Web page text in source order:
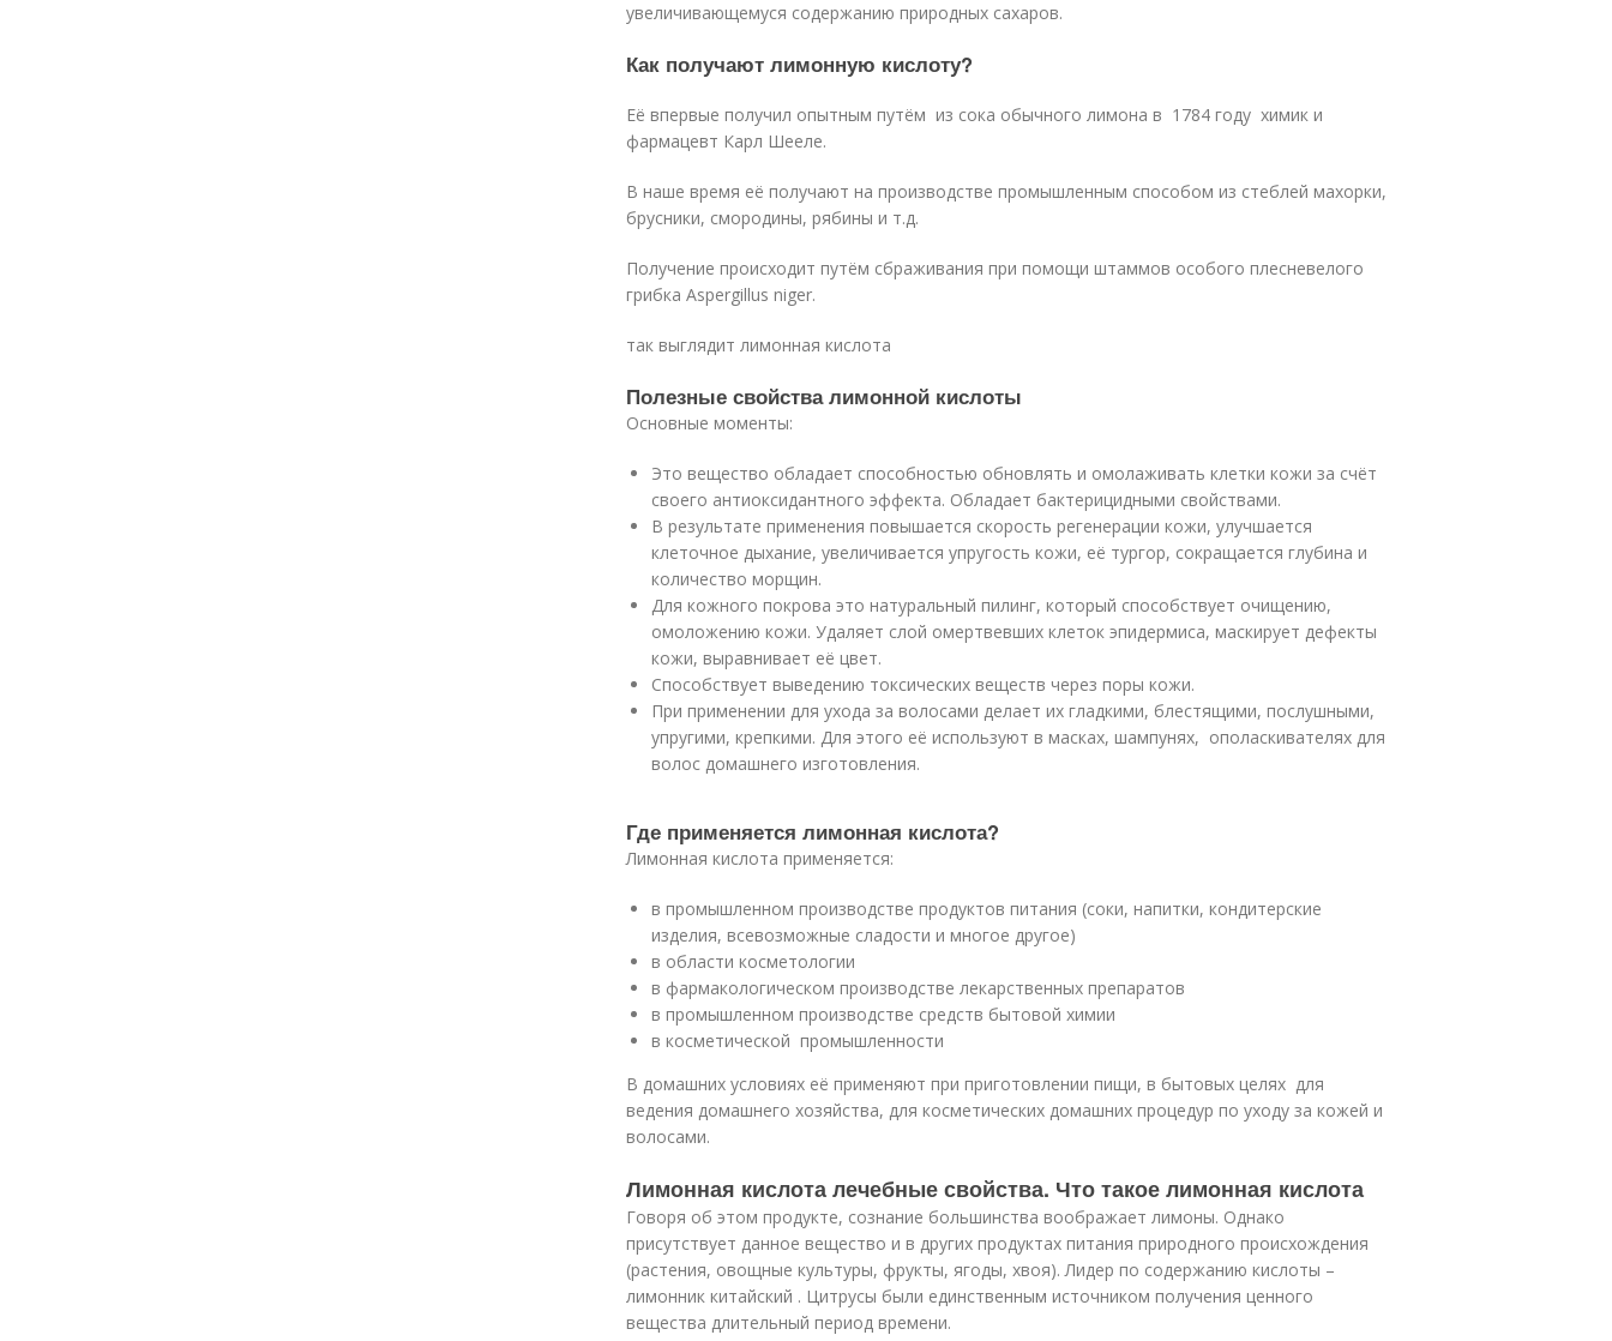
увеличивающемуся содержанию природных сахаров.
Как получают лимонную кислоту?
Её впервые получил опытным путём из сока обычного лимона в 1784 году химик и
фармацевт Карл Шееле.
В наше время её получают на производстве промышленным способом из стеблей махорки,
брусники, смородины, рябины и т.д.
Получение происходит путём сбраживания при помощи штаммов особого плесневелого
грибка Aspergillus niger.
так выглядит лимонная кислота
Полезные свойства лимонной кислоты
Основные моменты:
Это вещество обладает способностью обновлять и омолаживать клетки кожи за счёт
своего антиоксидантного эффекта. Обладает бактерицидными свойствами.
В результате применения повышается скорость регенерации кожи, улучшается
клеточное дыхание, увеличивается упругость кожи, её тургор, сокращается глубина и
количество морщин.
Для кожного покрова это натуральный пилинг, который способствует очищению,
омоложению кожи. Удаляет слой омертвевших клеток эпидермиса, маскирует дефекты
кожи, выравнивает её цвет.
Способствует выведению токсических веществ через поры кожи.
При применении для ухода за волосами делает их гладкими, блестящими, послушными,
упругими, крепкими. Для этого её используют в масках, шампунях, ополаскивателях для
волос домашнего изготовления.
Где применяется лимонная кислота?
Лимонная кислота применяется:
в промышленном производстве продуктов питания (соки, напитки, кондитерские
изделия, всевозможные сладости и многое другое)
в области косметологии
в фармакологическом производстве лекарственных препаратов
в промышленном производстве средств бытовой химии
в косметической промышленности
В домашних условиях её применяют при приготовлении пищи, в бытовых целях для
ведения домашнего хозяйства, для косметических домашних процедур по уходу за кожей и
волосами.
Лимонная кислота лечебные свойства. Что такое лимонная кислота
Говоря об этом продукте, сознание большинства воображает лимоны. Однако
присутствует данное вещество и в других продуктах питания природного происхождения
(растения, овощные культуры, фрукты, ягоды, хвоя). Лидер по содержанию кислоты –
лимонник китайский . Цитрусы были единственным источником получения ценного
вещества длительный период времени.